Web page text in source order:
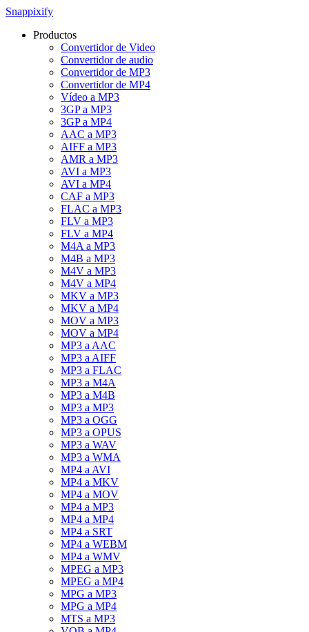
Snappixify
Productos
Convertidor de Video
Convertidor de audio
Convertidor de MP3
Convertidor de MP4
Vídeo a MP3
3GP a MP3
3GP a MP4
AAC a MP3
AIFF a MP3
AMR a MP3
AVI a MP3
AVI a MP4
CAF a MP3
FLAC a MP3
FLV a MP3
FLV a MP4
M4A a MP3
M4B a MP3
M4V a MP3
M4V a MP4
MKV a MP3
MKV a MP4
MOV a MP3
MOV a MP4
MP3 a AAC
MP3 a AIFF
MP3 a FLAC
MP3 a M4A
MP3 a M4B
MP3 a MP3
MP3 a OGG
MP3 a OPUS
MP3 a WAV
MP3 a WMA
MP4 a AVI
MP4 a MKV
MP4 a MOV
MP4 a MP3
MP4 a MP4
MP4 a SRT
MP4 a WEBM
MP4 a WMV
MPEG a MP3
MPEG a MP4
MPG a MP3
MPG a MP4
MTS a MP3